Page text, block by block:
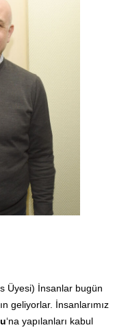
Üyesi) İnsanlar bugün
geliyorlar. İnsanlarımız
‘na yapılanları kabul